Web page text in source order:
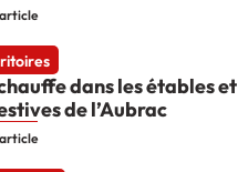
dans les étables et
de l’Aubrac